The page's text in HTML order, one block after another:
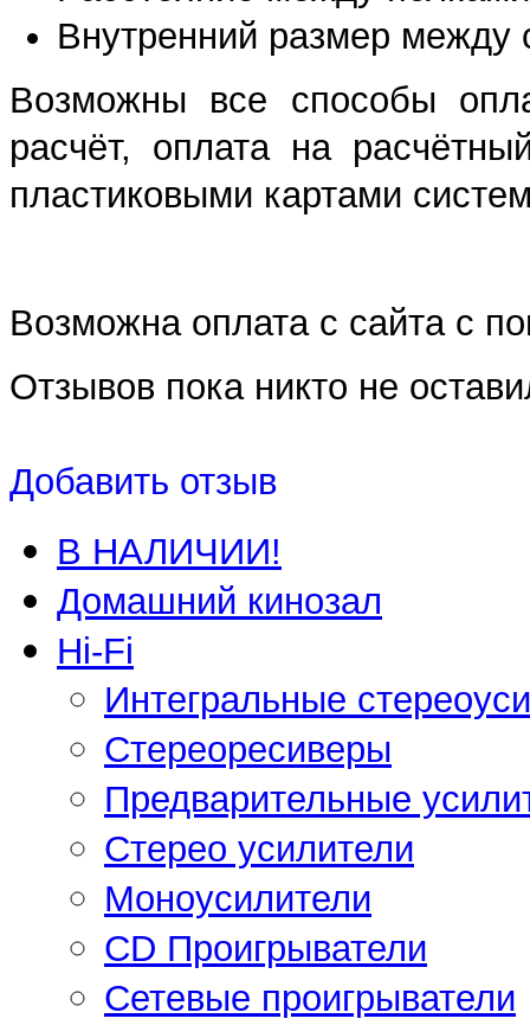
Внутренний размер между
Возможны все способы
расчёт, оплата на
пластиковыми картами
Возможна оплата с сайта с
Отзывов пока никто не
Добавить отзыв
В НАЛИЧИИ!
Домашний кинозал
Hi-Fi
Интегральные
Стереоресиверы
Предварительные
Стерео усилители
Моноусилители
CD Проигрыватели
Сетевые проигрыватели